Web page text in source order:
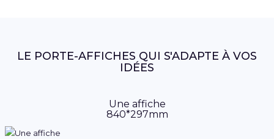
LE PORTE-AFFICHES QUI S'ADAPTE À VOS
IDÉES
Une affiche
840*297mm